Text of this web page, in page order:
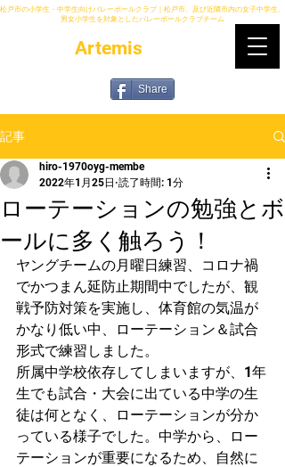
Artemis
Share
松戸市の小学生・中学生向けバレーボールクラブ｜松戸市、及び近隣市内の女子中学生、
男女小学生を対象としたバレーボールクラブチーム
記事
ローテーションの勉強とボ
ールに多く触ろう！
hiro-1970oyg-membe
2022年1月25日 読了時間: 1分
ヤングチームの月曜日練習、コロナ禍
でかつまん延防止期間中でしたが、観
戦予防対策を実施し、体育館の気温が
かなり低い中、ローテーション＆試合
形式で練習しました。
所属中学校依存してしまいますが、1年
生でも試合・大会に出ている中学の生
徒は何となく、ローテーションが分か
っている様子でした。中学から、ロー
テーションが重要になるため、自然に